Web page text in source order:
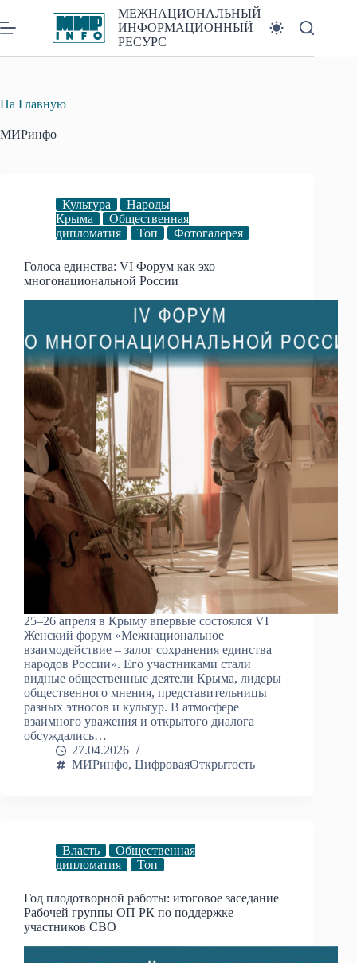
к
сути
МЕЖНАЦИОНАЛЬНЫЙ
ИНФОРМАЦИОННЫЙ
РЕСУРС
На Главную
МИРинфо
Культура
Народы
Крыма
Общественная
дипломатия
Топ Фотогалерея
Голоса единства: VI Форум как эхо
многонациональной России
25–26 апреля в Крыму впервые состоялся VI
Женский форум «Межнациональное
взаимодействие – залог сохранения единства
народов России». Его участниками стали
видные общественные деятели Крыма, лидеры
общественного мнения, представительницы
разных этносов и культур. В атмосфере
взаимного уважения и открытого диалога
обсуждались…
27.04.2026
МИРинфо, ЦифроваяОткрытость
Власть
Общественная
дипломатия
Топ
Год плодотворной работы: итоговое заседание
Рабочей группы ОП РК по поддержке
участников СВО